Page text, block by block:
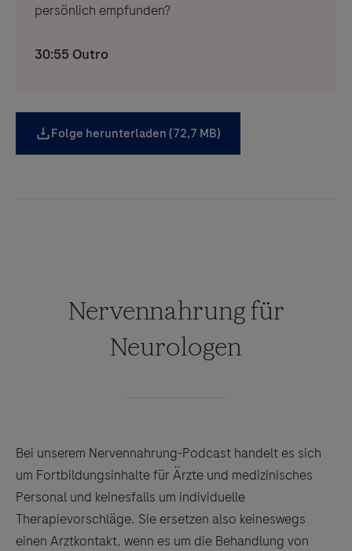
persönlich empfunden?
30:55 Outro
Folge herunterladen (72,7 MB)
Nervennahrung für
Neurologen
Bei unserem Nervennahrung-Podcast handelt es sich
um Fortbildungsinhalte für Ärzte und medizinisches
Personal und keinesfalls um individuelle
Therapievorschläge. Sie ersetzen also keineswegs
einen Arztkontakt, wenn es um die Behandlung von